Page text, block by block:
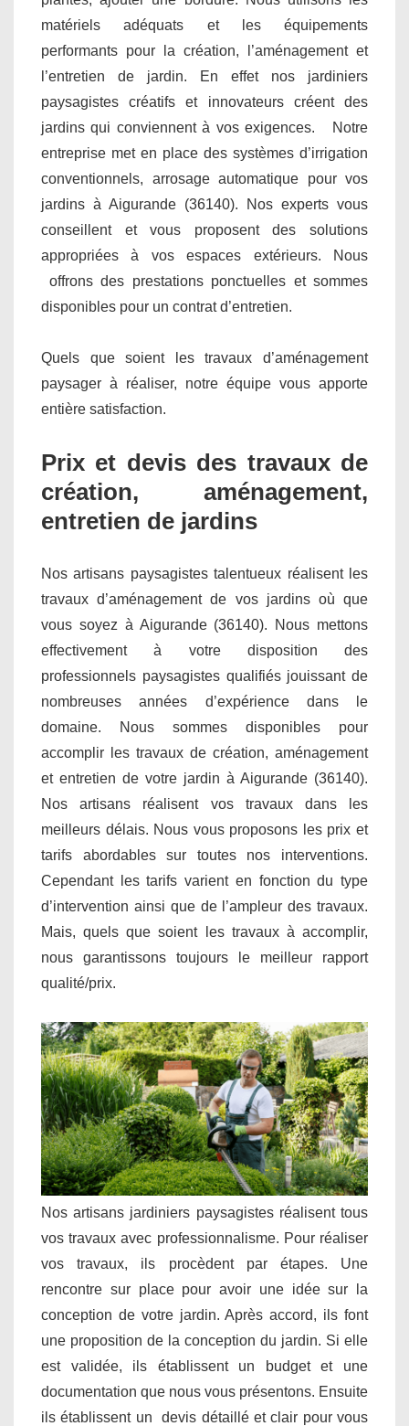
matériels adéquats et les équipements
performants pour la création, l’aménagement et
l’entretien de jardin. En effet nos jardiniers
paysagistes créatifs et innovateurs créent des
jardins qui conviennent à vos exigences. Notre
entreprise met en place des systèmes d’irrigation
conventionnels, arrosage automatique pour vos
jardins à Aigurande (36140). Nos experts vous
conseillent et vous proposent des solutions
appropriées à vos espaces extérieurs. Nous
offrons des prestations ponctuelles et sommes
disponibles pour un contrat d’entretien.
Quels que soient les travaux d’aménagement
paysager à réaliser, notre équipe vous apporte
entière satisfaction.
Prix et devis des travaux de
création, aménagement,
entretien de jardins
Nos artisans paysagistes talentueux réalisent les
travaux d’aménagement de vos jardins où que
vous soyez à Aigurande (36140). Nous mettons
effectivement à votre disposition des
professionnels paysagistes qualifiés jouissant de
nombreuses années d’expérience dans le
domaine. Nous sommes disponibles pour
accomplir les travaux de création, aménagement
et entretien de votre jardin à Aigurande (36140).
Nos artisans réalisent vos travaux dans les
meilleurs délais. Nous vous proposons les prix et
tarifs abordables sur toutes nos interventions.
Cependant les tarifs varient en fonction du type
d’intervention ainsi que de l’ampleur des travaux.
Mais, quels que soient les travaux à accomplir,
nous garantissons toujours le meilleur rapport
qualité/prix.
Nos artisans jardiniers paysagistes réalisent tous
vos travaux avec professionnalisme. Pour réaliser
vos travaux, ils procèdent par étapes. Une
rencontre sur place pour avoir une idée sur la
conception de votre jardin. Après accord, ils font
une proposition de la conception du jardin. Si elle
est validée, ils établissent un budget et une
documentation que nous vous présentons. Ensuite
ils établissent un devis détaillé et clair pour vous